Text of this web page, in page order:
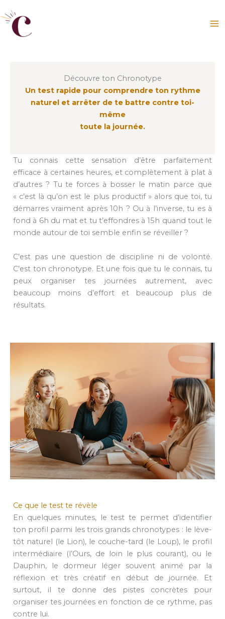
au
contenu
Découvre ton Chronotype
Un test rapide pour comprendre ton rythme
naturel et arrêter de te battre contre toi-
même
toute la journée.
Tu connais cette sensation d’être parfaitement
efficace à certaines heures, et complètement à plat à
d’autres ? Tu te forces à bosser le matin parce que
« c’est là qu’on est le plus productif » alors que toi, tu
démarres vraiment après 10h ? Ou à l’inverse, tu es à
fond à 6h du mat et tu t’effondres à 15h quand tout le
monde autour de toi semble enfin se réveiller ?
C’est pas une question de discipline ni de volonté.
C’est ton chronotype. Et une fois que tu le connais, tu
peux organiser tes journées autrement, avec
beaucoup moins d’effort et beaucoup plus de
résultats.
Ce que le test te révèle
En quelques minutes, le test te permet d’identifier
ton profil parmi les trois grands chronotypes : le lève-
tôt naturel (le Lion), le couche-tard (le Loup), le profil
intermédiaire (l’Ours, de loin le plus courant), ou le
Dauphin, le dormeur léger souvent animé par la
réflexion et très créatif en début de journée. Et
surtout, il te donne des pistes concrètes pour
organiser tes journées en fonction de ce rythme, pas
contre lui.